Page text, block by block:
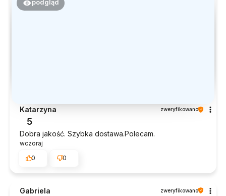
podgląd
Katarzyna zweryfikowano
5
Dobra jakość. Szybka dostawa.Polecam.
wczoraj
0
0
Gabriela zweryfikowano